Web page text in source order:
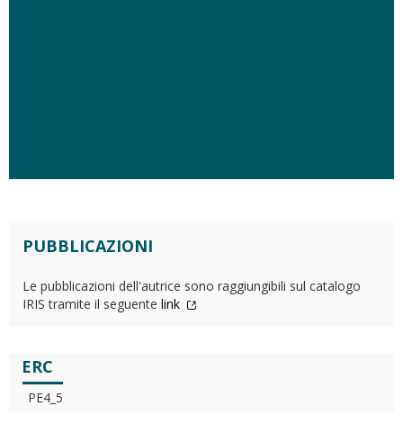
PUBBLICAZIONI
Le pubblicazioni dell'autrice sono raggiungibili sul catalogo
IRIS tramite il seguente link
ERC
PE4_5